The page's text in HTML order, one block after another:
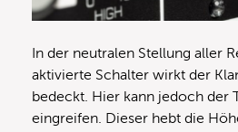
In der neutralen Stellung aller
aktivierte Schalter wirkt der
bedeckt. Hier kann jedoch der
eingreifen. Dieser hebt die